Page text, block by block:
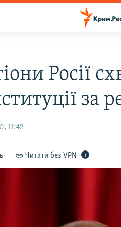
Росії
за
11:42
Читати без VPN